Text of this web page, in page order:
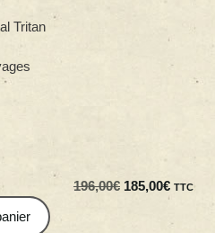
Tritan
196,00€ Le
185,00€Le
actuel
TTC